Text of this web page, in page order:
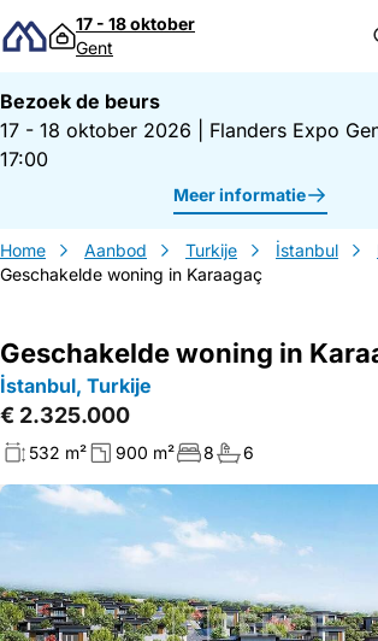
Direct naar inhoud
17 - 18 oktober
Gent
Bezoek de beurs
17 - 18 oktober 2026
Flanders Expo
17:00
Meer informatie
Home Aanbod Turkije İstanbul
Geschakelde woning in Karaagaç
Geschakelde woning in
İstanbul, Turkije
€ 2.325.000
532 m² 900 m² 8 6